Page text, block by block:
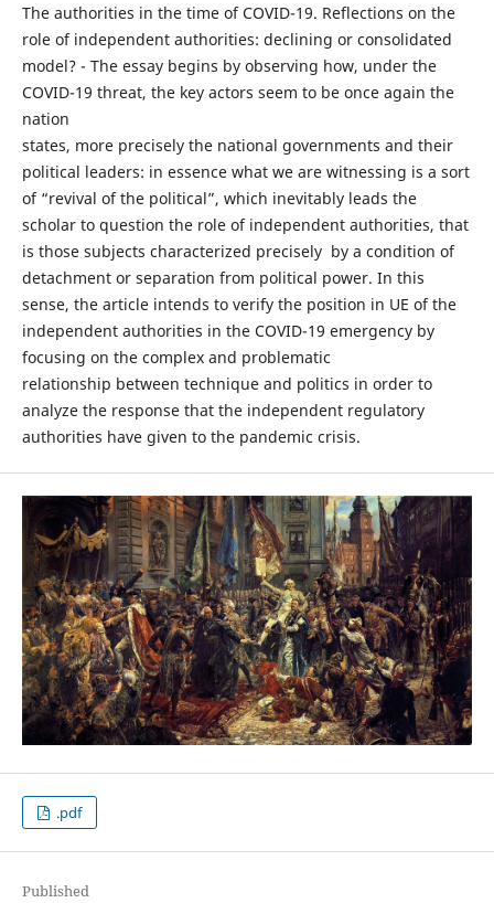
The authorities in the time of COVID-19. Reflections on the
role of independent authorities: declining or consolidated
model? - The essay begins by observing how, under the
COVID-19 threat, the key actors seem to be once again the
nation
states, more precisely the national governments and their
political leaders: in essence what we are witnessing is a sort
of “revival of the political”, which inevitably leads the
scholar to question the role of independent authorities, that
is those subjects characterized precisely by a condition of
detachment or separation from political power. In this
sense, the article intends to verify the position in UE of the
independent authorities in the COVID-19 emergency by
focusing on the complex and problematic
relationship between technique and politics in order to
analyze the response that the independent regulatory
authorities have given to the pandemic crisis.
.pdf
Published